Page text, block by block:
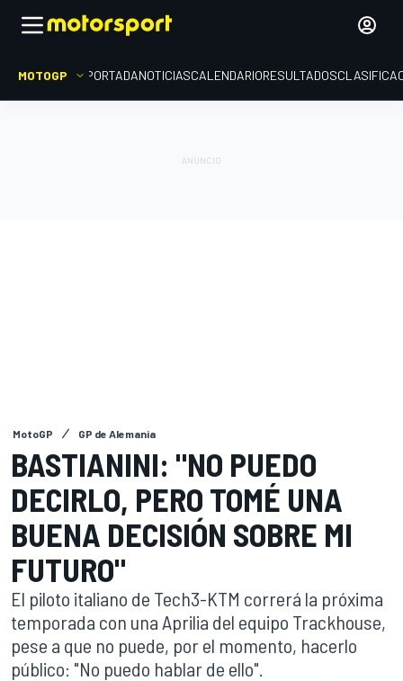
MOTOGP PORTADANOTICIASCALENDARIORESULTADOS
MotoGP GP de Alemania
BASTIANINI: "NO PUEDO
DECIRLO, PERO TOMÉ UNA
BUENA DECISIÓN SOBRE MI
FUTURO"
El piloto italiano de Tech3-KTM correrá la próxima
temporada con una Aprilia del equipo Trackhouse,
pese a que no puede, por el momento, hacerlo
público: "No puedo hablar de ello".